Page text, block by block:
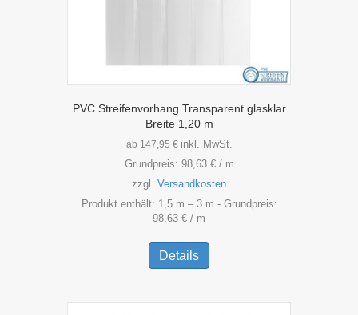
PVC Streifenvorhang Transparent glasklar
Breite 1,20 m
ab 147,95 € inkl. MwSt.
Grundpreis: 98,63 €/ m
zzgl. Versandkosten
Produkt enthält: 1,5 m – 3 m - Grundpreis:
98,63 € / m
Details
weist
Varianten